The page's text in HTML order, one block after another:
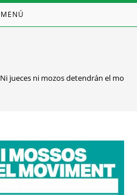
MENÚ
Ni jueces ni mozos detendrán el